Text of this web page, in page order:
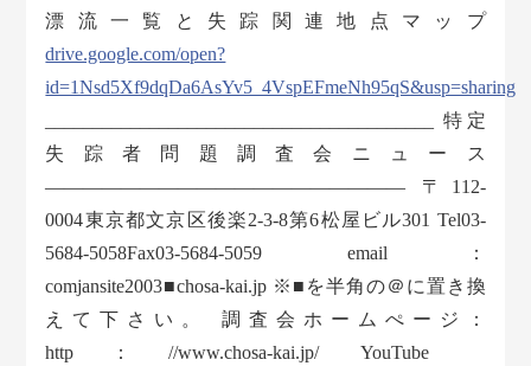
漂流一覧と失踪関連地点マップ
drive.google.com/open?
id=1Nsd5Xf9dqDa6AsYv5_4VspEFmeNh95qS&usp=sharing
_________________________________________ 特定
失踪者問題調査会ニュース
——————————————————— 〒112-
0004東京都文京区後楽2-3-8第6松屋ビル301 Tel03-
5684-5058Fax03-5684-5059 email：
comjansite2003■chosa-kai.jp ※■を半角の＠に置き換
えて下さい。 調査会ホームぺージ：
http：//www.chosa-kai.jp/ YouTube